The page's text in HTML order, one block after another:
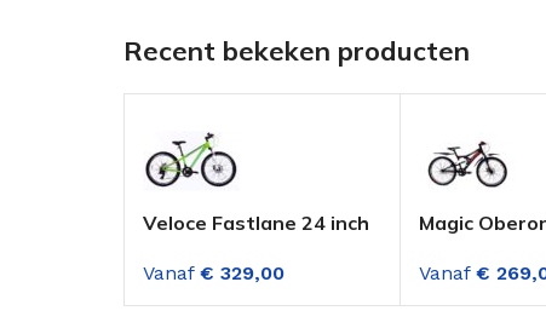
Recent bekeken producten
Veloce Fastlane 24 inch
Groen met schijfremmen
Vanaf € 329,00
Magic
Versnellingen
Zwart Rood
Vanaf €